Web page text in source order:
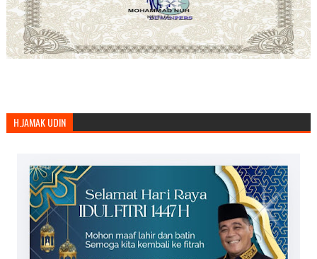
H.JAMAK UDIN